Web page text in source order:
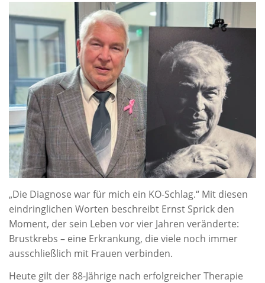
„Die Diagnose war für mich ein KO-Schlag.“ Mit diesen
eindringlichen Worten beschreibt Ernst Sprick den
Moment, der sein Leben vor vier Jahren veränderte:
Brustkrebs – eine Erkrankung, die viele noch immer
ausschließlich mit Frauen verbinden.
Heute gilt der 88-Jährige nach erfolgreicher Therapie